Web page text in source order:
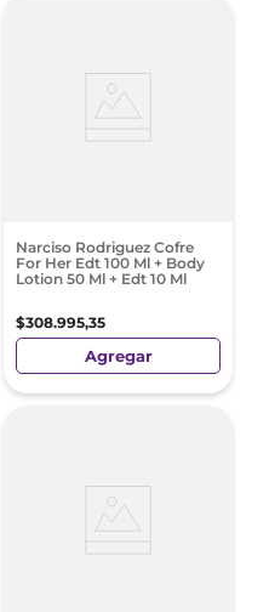
Narciso Rodriguez Cofre
For Her Edt 100 Ml + Body
Lotion 50 Ml + Edt 10 Ml
$308.995,35
Agregar